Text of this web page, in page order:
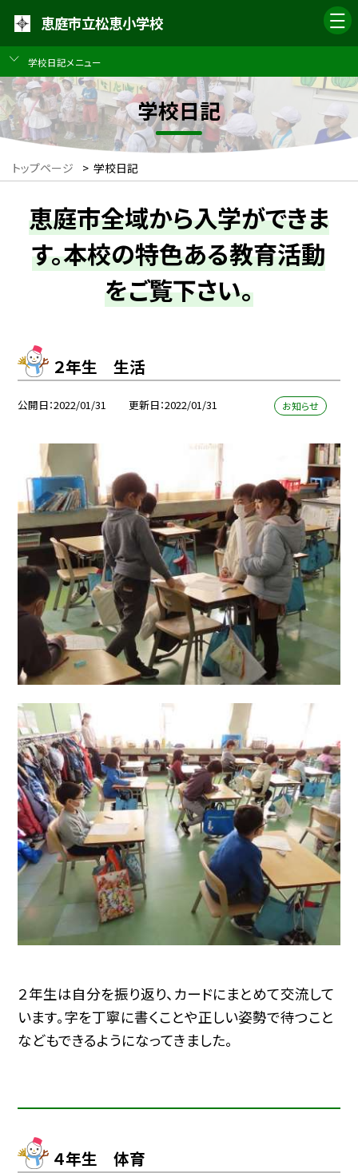
恵庭市立松恵小学校
学校日記メニュー
学校日記
トップページ > 学校日記
恵庭市全域から入学ができま
す。本校の特色ある教育活動
をご覧下さい。
２年生 生活
公開日 2022/01/31 更新日 2022/01/31 お知らせ
２年生は自分を振り返り、カードにまとめて交流して
います。字を丁寧に書くことや正しい姿勢で待つこと
などもできるようになってきました。
４年生 体育